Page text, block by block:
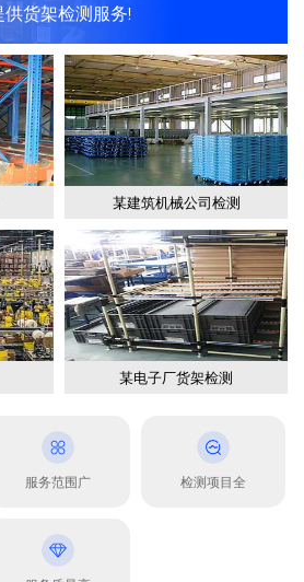
供货架检测服务!
某建筑机械公司检测
某电子厂货架检测
服务范围广 检测项目全